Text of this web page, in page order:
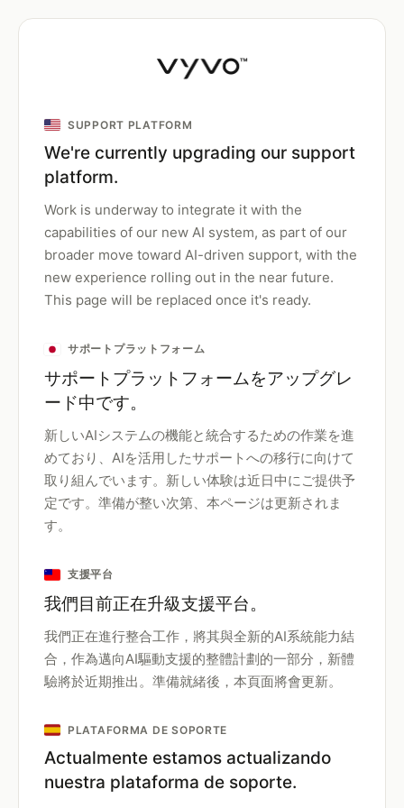
SUPPORT PLATFORM
We're currently upgrading our support
platform.
Work is underway to integrate it with the
capabilities of our new AI system, as part of our
broader move toward AI-driven support, with the
new experience rolling out in the near future.
This page will be replaced once it's ready.
サポートプラットフォーム
サポートプラットフォームをアップグレ
ード中です。
新しいAIシステムの機能と統合するための作業を進
めており、AIを活用したサポートへの移行に向けて
取り組んでいます。新しい体験は近日中にご提供予
定です。準備が整い次第、本ページは更新されま
す。
支援平台
我們目前正在升級支援平台。
我們正在進行整合工作，將其與全新的AI系統能力結
合，作為邁向AI驅動支援的整體計劃的一部分，新體
驗將於近期推出。準備就緒後，本頁面將會更新。
PLATAFORMA DE SOPORTE
Actualmente estamos actualizando
nuestra plataforma de soporte.